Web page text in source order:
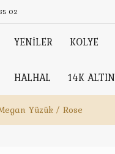
02
YENİLER KOLYE
HALHAL 14K ALTIN
Yüzük / Rose